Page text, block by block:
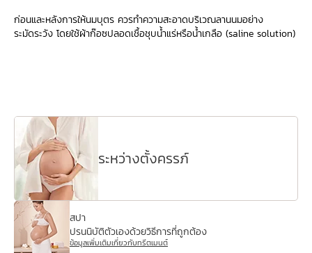
ก่อนและหลังการให้นมบุตร ควรทำความสะอาดบริเวณลานนมอย่าง
ระมัดระวัง โดยใช้ผ้าก๊อซปลอดเชื้อชุบน้ำแร่หรือน้ำเกลือ (saline solution)
ระหว่างตั้งครรภ์
สปา
ปรนนิบัติตัวเองด้วยวิธีการที่ถูกต้อง
ข้อมูลเพิ่มเติมเกี่ยวกับทรีตเมนต์